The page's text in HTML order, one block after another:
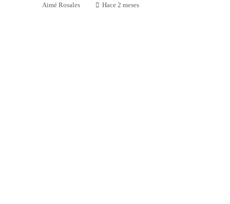
Aimé Rosales Hace 2 meses